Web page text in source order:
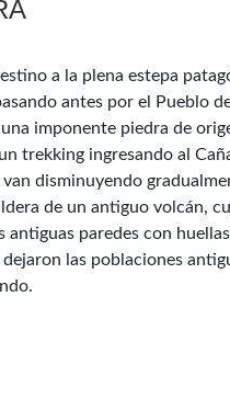
a la plena estepa
antes por el Pueblo
imponente piedra de
trekking ingresando al
disminuyendo
de un antiguo volcán,
antiguas paredes con
las poblaciones